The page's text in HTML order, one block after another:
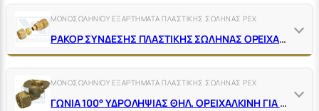
ΜΟΝΟΣΩΛΗΝΙΟΥ ΕΞΑΡΤΗΜΑΤΑ ΠΛΑΣΤΙΚΗΣ ΣΩΛΗΝΑΣ ΡΕΧ
ΡΑΚΟΡ ΣΥΝΔΕΣΗΣ ΠΛΑΣΤΙΚΗΣ ΣΩΛΗΝΑΣ ΟΡΕΙΧΑΛΚΙΝΑ ΚΙΤΡΙΝΑ
ΜΟΝΟΣΩΛΗΝΙΟΥ ΕΞΑΡΤΗΜΑΤΑ ΠΛΑΣΤΙΚΗΣ ΣΩΛΗΝΑΣ ΡΕΧ
ΓΩΝΙΑ 100° ΥΔΡΟΛΗΨΙΑΣ ΘΗΛ. ΟΡΕΙΧΑΛΚΙΝΗ ΓΙΑ ΠΛΑΣΤΙΚΗ ΣΩΛΗΝΑ